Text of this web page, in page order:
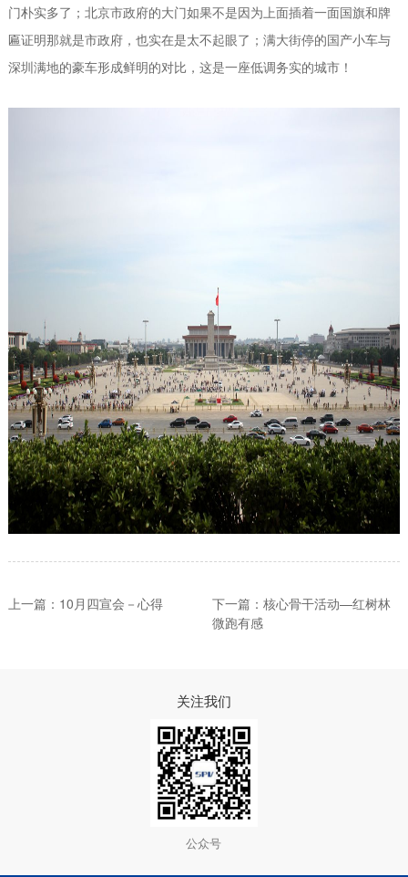
门朴实多了；北京市政府的大门如果不是因为上面插着一面国旗和牌
匾证明那就是市政府，也实在是太不起眼了；满大街停的国产小车与
深圳满地的豪车形成鲜明的对比，这是一座低调务实的城市！
上一篇：10月四宣会－心得
下一篇：核心骨干活动—红树林
微跑有感
关注我们
公众号